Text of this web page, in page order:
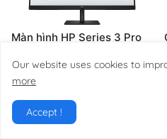
Màn hình HP Series 3 Pro
Nâng tầm trải nghiệm hình
ảnh, làm việc và giải trí
25 July, 2026
Our website uses cookies to
more
Accept !